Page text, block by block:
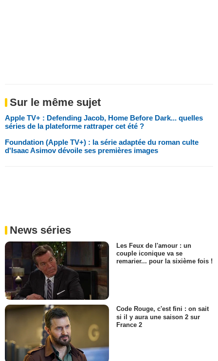
Sur le même sujet
Apple TV+ : Defending Jacob, Home Before Dark... quelles
séries de la plateforme rattraper cet été ?
Foundation (Apple TV+) : la série adaptée du roman culte
d'Isaac Asimov dévoile ses premières images
News séries
Les Feux de l'amour : un
couple iconique va se
remarier... pour la sixième fois !
Code Rouge, c'est fini : on sait
si il y aura une saison 2 sur
France 2